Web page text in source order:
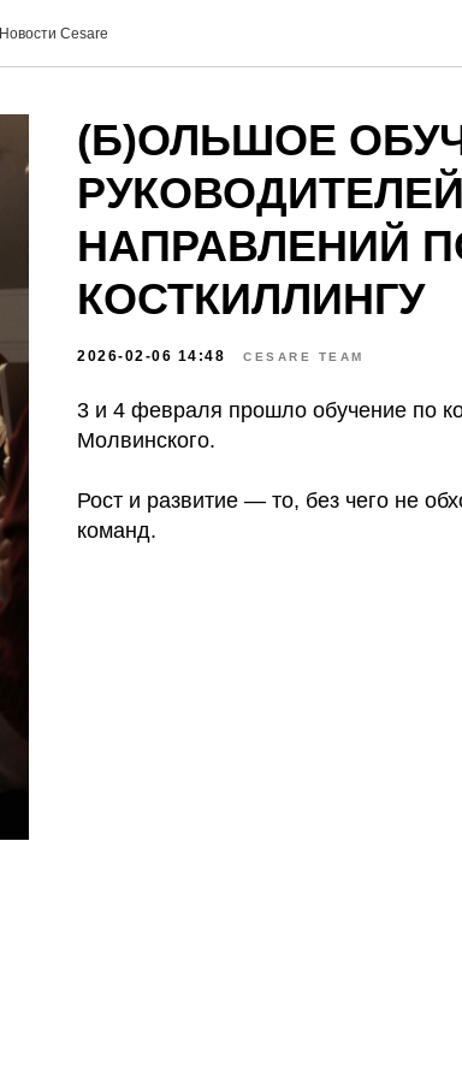
Новости Cesare
(Б)ОЛЬШОЕ
РУКОВОДИТЕЛЕЙ
НАПРАВЛЕНИЙ
КОСТКИЛЛИНГУ
2026-02-06 14:48 CESARE TEAM
3 и 4 февраля прошло обучение по
Молвинского.
Рост и развитие — то, без чего не
команд.